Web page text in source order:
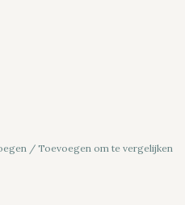
/ Toevoegen om te vergelijken